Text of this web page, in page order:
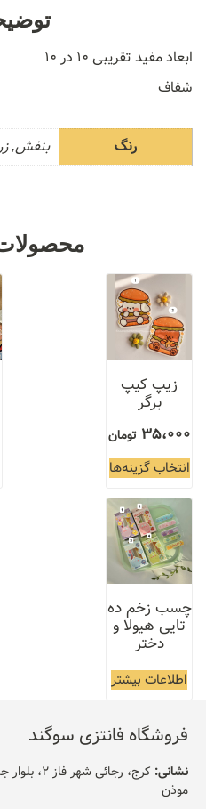
ابعاد مفید تقریبی ۱۰ در ۱۰
شفاف
رنگ بنفش,
زیپ کیپ
برگر
35،000 تومان
انتخاب گزینه‌ها
چسب زخم ده
تایی هیولا و
دختر
اطلاعات بیشتر
فروشگاه فانتزی سوگند
نشانی:
کرج، رجائی
موذن